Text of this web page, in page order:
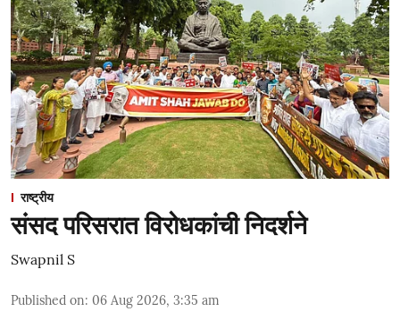
राष्ट्रीय
संसद परिसरात विरोधकांची निदर्शने
Swapnil S
Published on: 06 Aug 2026, 3:35 am